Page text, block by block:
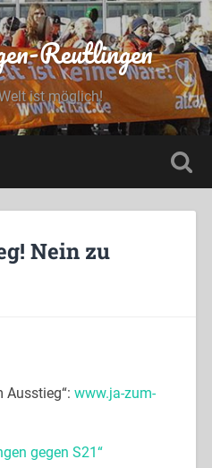
Reutlingen
ist möglich!
Nein zu
Ausstieg“: www.ja-zum-
gegen S21“